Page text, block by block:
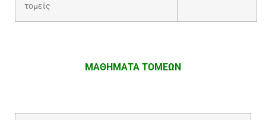
τομείς
ΜΑΘΗΜΑΤΑ ΤΟΜΕΩΝ